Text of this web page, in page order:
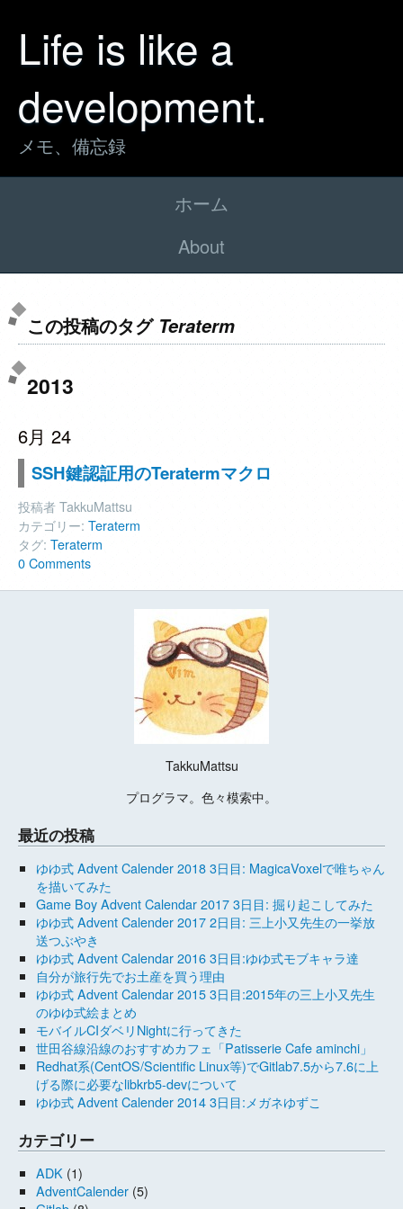
Life is like a
development.
メモ、備忘録
ホーム
About
この投稿のタグ Teraterm
2013
6月 24
SSH鍵認証用のTeratermマクロ
投稿者 TakkuMattsu
カテゴリー: Teraterm
タグ: Teraterm
0 Comments
TakkuMattsu
プログラマ。色々模索中。
最近の投稿
ゆゆ式 Advent Calender 2018 3日目: MagicaVoxelで唯ちゃん
を描いてみた
Game Boy Advent Calendar 2017 3日目: 掘り起こしてみた
ゆゆ式 Advent Calender 2017 2日目: 三上小又先生の一挙放
送つぶやき
ゆゆ式 Advent Calendar 2016 3日目:ゆゆ式モブキャラ達
自分が旅行先でお土産を買う理由
ゆゆ式 Advent Calendar 2015 3日目:2015年の三上小又先生
のゆゆ式絵まとめ
モバイルCIダベリNightに行ってきた
世田谷線沿線のおすすめカフェ「Patisserie Cafe aminchi」
Redhat系(CentOS/Scientific Linux等)でGitlab7.5から7.6に上
げる際に必要なlibkrb5-devについて
ゆゆ式 Advent Calender 2014 3日目:メガネゆずこ
カテゴリー
ADK (1)
AdventCalender (5)